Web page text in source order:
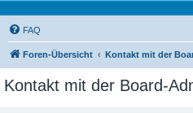
FAQ
Foren-Übersicht Kontakt mit der
Kontakt mit der Board-